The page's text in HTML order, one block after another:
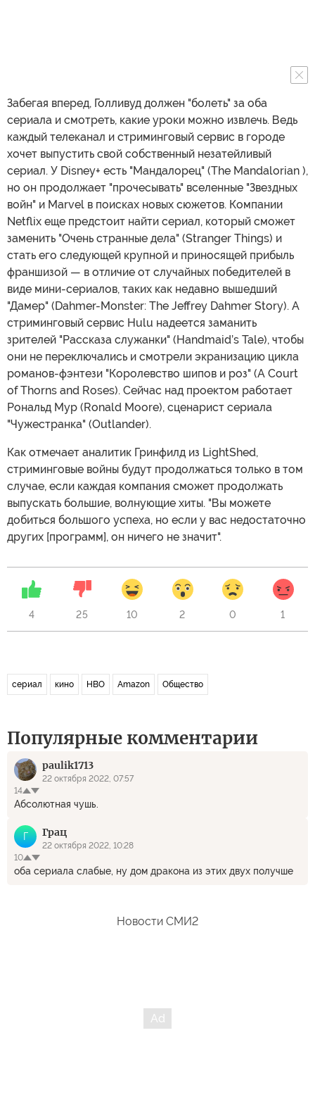
Забегая вперед, Голливуд должен "болеть" за оба
сериала и смотреть, какие уроки можно извлечь. Ведь
каждый телеканал и стриминговый сервис в городе
хочет выпустить свой собственный незатейливый
сериал. У Disney+ есть "Мандалорец" (The Mandalorian ),
но он продолжает "прочесывать" вселенные "Звездных
войн" и Marvel в поисках новых сюжетов. Компании
Netflix еще предстоит найти сериал, который сможет
заменить "Очень странные дела" (Stranger Things) и
стать его следующей крупной и приносящей прибыль
франшизой — в отличие от случайных победителей в
виде мини-сериалов, таких как недавно вышедший
"Дамер" (Dahmer-Monster: The Jeffrey Dahmer Story). А
стриминговый сервис Hulu надеется заманить
зрителей "Рассказа служанки" (Handmaid’s Tale), чтобы
они не переключались и смотрели экранизацию цикла
романов-фэнтези "Королевство шипов и роз" (A Court
of Thorns and Roses). Сейчас над проектом работает
Рональд Мур (Ronald Moore), сценарист сериала
"Чужестранка" (Outlander).
Как отмечает аналитик Гринфилд из LightShed,
стриминговые войны будут продолжаться только в том
случае, если каждая компания сможет продолжать
выпускать большие, волнующие хиты. "Вы можете
добиться большого успеха, но если у вас недостаточно
других [программ], он ничего не значит".
4 25 10 2 0 1
сериал кино HBO Amazon Общество
Популярные комментарии
paulik1713
22 октября 2022, 07:57
14
Абсолютная чушь.
Г Грац
22 октября 2022, 10:28
10
оба сериала слабые, ну дом дракона из этих двух получше
Новости СМИ2